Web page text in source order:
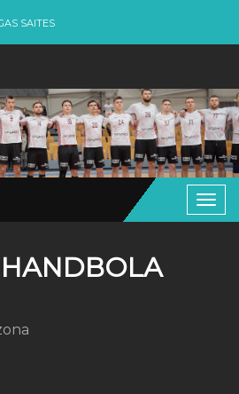
SAITES